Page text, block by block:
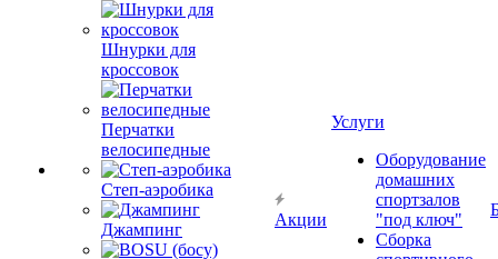
Шнурки для
кроссовок
Перчатки
велосипедные
Степ-аэробика
Джампинг
Акции
Услуги
Оборудование
домашних
спортзалов
"под ключ"
Сборка